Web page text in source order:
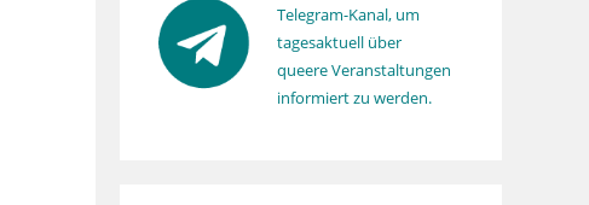
Telegram-Kanal, um
tagesaktuell über
queere Veranstaltungen
informiert zu werden.